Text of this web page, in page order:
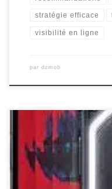
stratégie efficace
visibilité en ligne
par dzmob
Le téléphone : un outil
notre société moderne, le
indispensable. Que ce